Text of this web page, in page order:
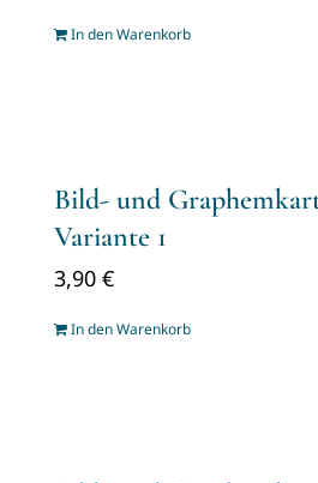
In den Warenkorb
Bild- und
Variante 1
3,90 €
In den Warenkorb